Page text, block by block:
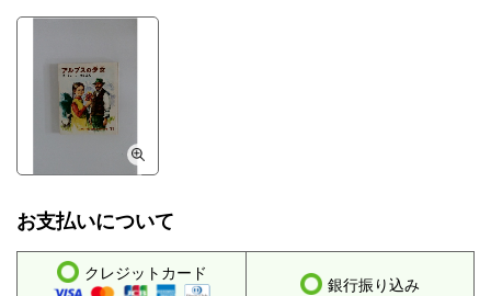
お支払いについて
クレジットカード
銀行振り込み